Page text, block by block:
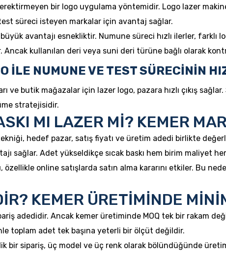
bir logo uygulama yöntemidir. Logo lazer
süreci isteyen markalar için avantaj sağlar.
avantajı esnekliktir. Numune süreci hızlı ilerler, farklı
Ancak kullanılan deri veya suni deri türüne bağlı olarak
İLE NUMUNE VE TEST SÜRECİNİN
ve butik mağazalar için lazer logo, pazara hızlı çıkış
stratejisidir.
MI LAZER Mİ? KEMER
hedef pazar, satış fiyatı ve üretim adedi birlikte
sağlar. Adet yükseldikçe sıcak baskı hem birim maliyet
online satışlarda satın alma kararını etkiler. Bu
KEMER ÜRETİMİNDE
adedidir. Ancak kemer üretiminde MOQ tek bir rakam
toplam adet tek başına yeterli bir ölçüt değildir.
bir sipariş, üç model ve üç renk olarak bölündüğünde